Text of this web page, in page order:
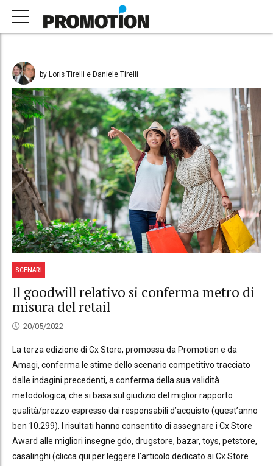
by Loris Tirelli e Daniele Tirelli
SCENARI
Il goodwill relativo si conferma metro di
misura del retail
20/05/2022
La terza edizione di Cx Store, promossa da Promotion e da
Amagi, conferma le stime dello scenario competitivo tracciato
dalle indagini precedenti, a conferma della sua validità
metodologica, che si basa sul giudizio del miglior rapporto
qualità/prezzo espresso dai responsabili d’acquisto (quest’anno
ben 10.299). I risultati hanno consentito di assegnare i Cx Store
Award alle migliori insegne gdo, drugstore, bazar, toys, petstore,
casalinghi (clicca qui per leggere l’articolo dedicato ai Cx Store